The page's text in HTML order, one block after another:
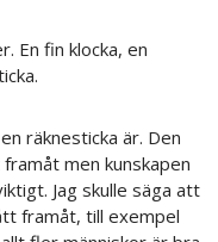
En fin klocka, en
räknesticka är. Den
men kunskapen
Jag skulle säga att
framåt, till exempel